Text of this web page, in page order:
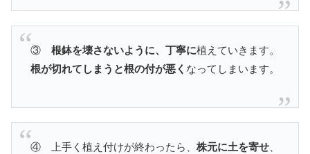
③ 根鉢を壊さないように、丁寧に植えていきます。
根が切れてしまうと根の付が悪く なってしまいます。
④ 上手く植え付けが終わったら、 株元に土を寄せ